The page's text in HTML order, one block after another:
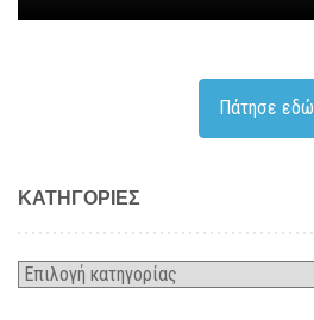
Πάτησε εδώ
KΑΤΗΓΟΡΊΕΣ
Kατηγορίες